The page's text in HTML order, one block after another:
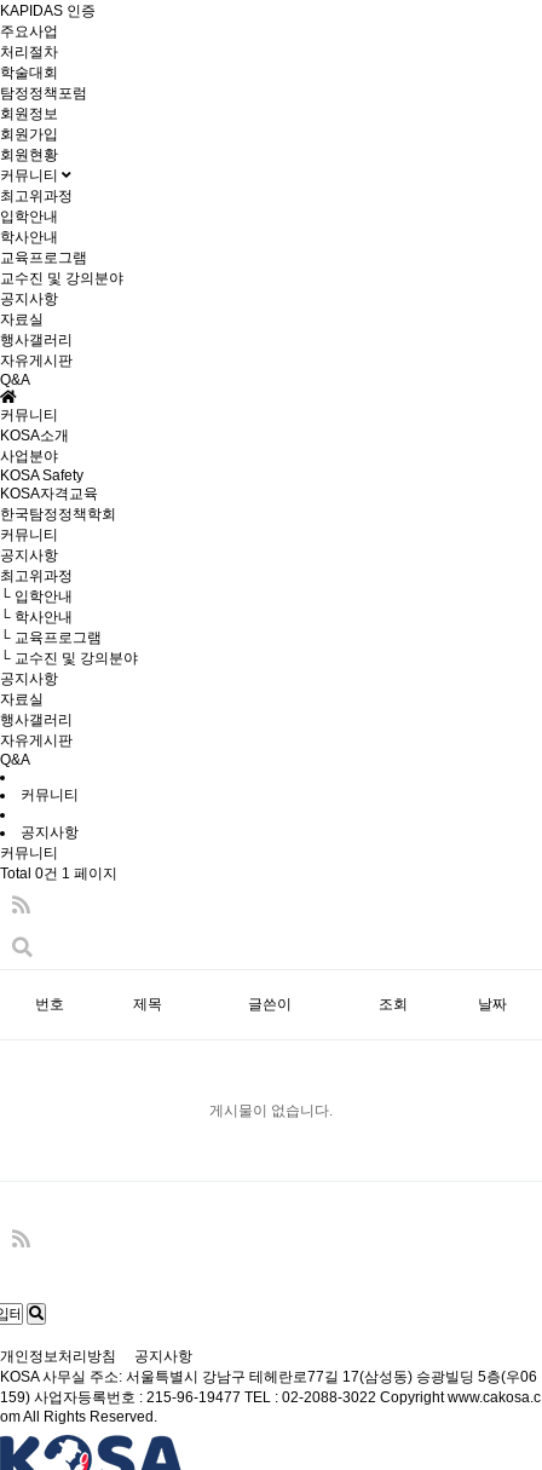
KAPIDAS 인증
주요사업
처리절차
학술대회
탐정정책포럼
회원정보
회원가입
회원현황
커뮤니티
최고위과정
입학안내
학사안내
교육프로그램
교수진 및 강의분야
공지사항
자료실
행사갤러리
자유게시판
Q&A
커뮤니티
KOSA소개
사업분야
KOSA Safety
KOSA자격교육
한국탐정정책학회
커뮤니티
공지사항
최고위과정
└ 입학안내
└ 학사안내
└ 교육프로그램
└ 교수진 및 강의분야
공지사항
자료실
행사갤러리
자유게시판
Q&A
커뮤니티
공지사항
커뮤니티
Total 0건 1 페이지
번호 제목 글쓴이 조회 날짜
게시물이 없습니다.
개인정보처리방침
공지사항
KOSA 사무실 주소: 서울특별시 강남구 테헤란로77길 17(삼성동) 승광빌딩 5층(우06
159) 사업자등록번호 : 215-96-19477 TEL : 02-2088-3022 Copyright www.cakosa.c
om All Rights Reserved.